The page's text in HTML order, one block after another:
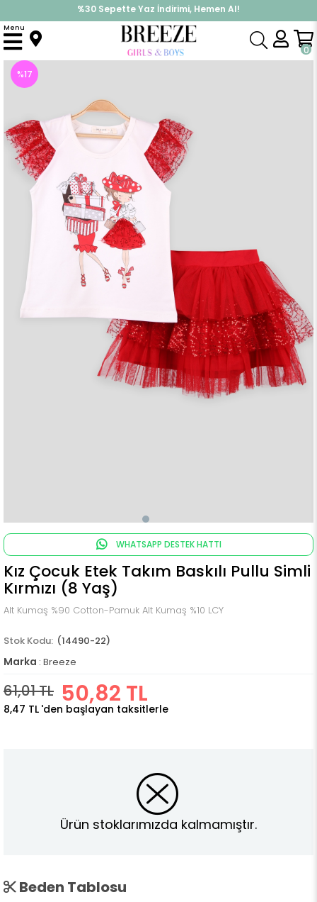
%30 Sepette Yaz İndirimi, Hemen Al!
İndirimlere ek %10 İndirimi Kap, Hemen Üye Ol!
0
Menu
Anasayfa Takımlar Etek Takım Kız Çocuk Etek Takım Baskılı Pullu Simli Kırmızı (8 Yaş)
%17
WHATSAPP DESTEK HATTI
Kız Çocuk Etek Takım Baskılı Pullu Simli
Kırmızı (8 Yaş)
Alt Kumaş %90 Cotton-Pamuk Alt Kumaş %10 LCY
(14490-22)
Marka : Breeze
61,01 TL 50,82 TL
8,47 TL 'den başlayan taksitlerle
Ürün stoklarımızda kalmamıştır.
Beden Tablosu